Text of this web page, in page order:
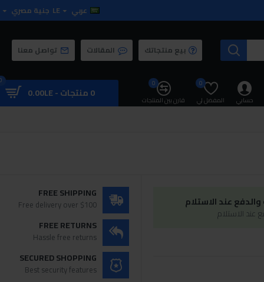
عربي LE جنية مصري
بيع منتجاتك المقالات تواصل معنا
حسابي المفضل لي
0
قارن بين المنتجات
0
0 منتجات - 0.00LE
عند الاستلام
الاستلام
FREE SHIPPING
Free delivery over $100
FREE RETURNS
Hassle free returns
SECURED SHOPPING
Best security features